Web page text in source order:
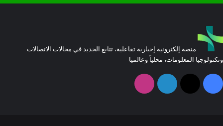
منصة إلكترونية إخبارية تفاعلية، تتابع الجديد في مجالات الاتصالات
وتكنولوجيا المعلومات، محلياً وعالميا
فيسبوك
‫X لينكدإن انستقرام